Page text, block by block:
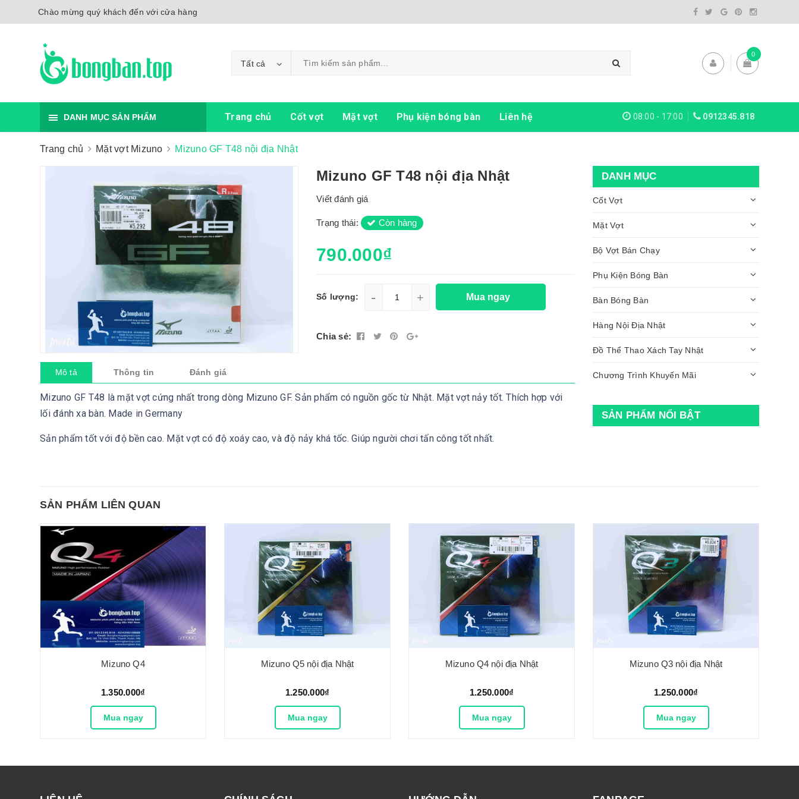
Chào mừng quý khách đến với cửa hàng
Tất cả
0
DANH MỤC SẢN PHẨM Trang chủ Cốt vợt Mặt vợt Phụ kiện bóng bàn Liên hệ 08:00 - 17:00 0912345.818
Trang chủ Mặt vợt Mizuno Mizuno GF T48 nội địa Nhật
Mizuno GF T48 nội địa Nhật
Viết đánh giá
Trạng thái: Còn hàng
790.000₫
Số lượng: - + Mua ngay
Chia sẻ:
Mô tả Thông tin Đánh giá
Mizuno GF T48 là mặt vợt cứng nhất trong dòng Mizuno GF. Sản phẩm có nguồn gốc từ Nhật. Mặt vợt nảy tốt. Thích hợp với
lối đánh xa bàn. Made in Germany
Sản phẩm tốt với độ bền cao. Mặt vợt có độ xoáy cao, và độ nảy khá tốc. Giúp người chơi tấn công tốt nhất.
DANH MỤC
Cốt Vợt
Mặt Vợt
Bộ Vợt Bán Chạy
Phụ Kiện Bóng Bàn
Bàn Bóng Bàn
Hàng Nội Địa Nhật
Đồ Thể Thao Xách Tay Nhật
Chương Trình Khuyến Mãi
SẢN PHẨM NỔI BẬT
SẢN PHẨM LIÊN QUAN
Mizuno Q4
1.350.000₫
Mua ngay
Mizuno Q5 nội địa Nhật
1.250.000₫
Mua ngay
Mizuno Q4 nội địa Nhật
1.250.000₫
Mua ngay
Mizuno Q3 nội địa Nhật
1.250.000₫
Mua ngay